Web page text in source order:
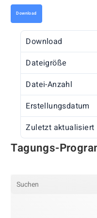
Download
Download
Dateigröße
Datei-Anzahl
Erstellungsdatum
Zuletzt aktualisiert
Tagungs-